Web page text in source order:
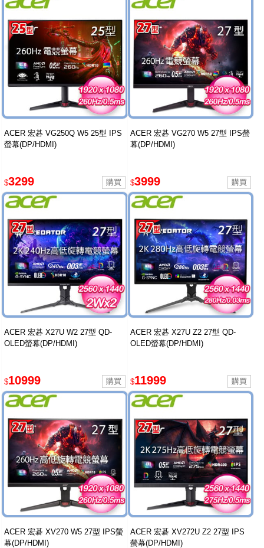
ACER 宏碁 VG250Q W5 25型 IPS
螢幕(DP/HDMI)
$3299
ACER 宏碁 VG270 W5 27型 IPS螢
幕(DP/HDMI)
$3999
ACER 宏碁 X27U W2 27型 QD-
OLED螢幕(DP/HDMI)
$10999
ACER 宏碁 X27U Z2 27型 QD-
OLED螢幕(DP/HDMI)
$11999
ACER 宏碁 XV270 W5 27型 IPS螢
幕(DP/HDMI)
ACER 宏碁 XV272U Z2 27型 IPS
螢幕(DP/HDMI)